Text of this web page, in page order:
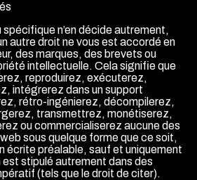
spécifique n’en décide autrement,
autre droit ne vous est accordé en
des marques, des brevets ou
intellectuelle. Cela signifie que
reproduirez, exécuterez,
intégrerez dans un support
rétro-ingénierez, décompilerez,
transmettrez, monétiserez,
ou commercialiserez aucune des
sous quelque forme que ce soit,
écrite préalable, sauf et uniquement
est stipulé autrement dans des
(tels que le droit de citer).